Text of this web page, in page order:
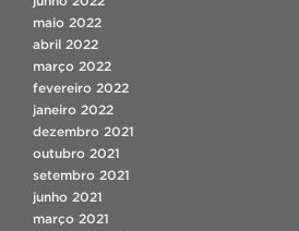
maio 2022
abril 2022
março 2022
fevereiro 2022
janeiro 2022
dezembro 2021
outubro 2021
setembro 2021
junho 2021
março 2021